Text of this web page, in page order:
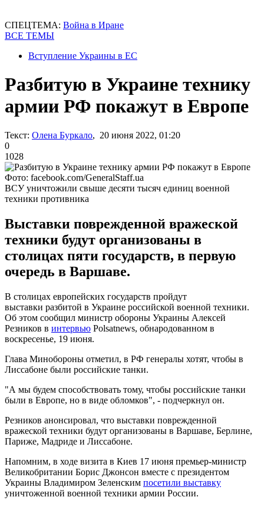
СПЕЦТЕМА: Война в Иране
ВСЕ ТЕМЫ
Вступление Украины в ЕС
Разбитую в Украине технику
армии РФ покажут в Европе
Текст: Олена Буркало, 20 июня 2022, 01:20
0
1028
Фото: facebook.com/GeneralStaff.ua
ВСУ уничтожили свыше десяти тысяч единиц военной
техники противника
Выставки поврежденной вражеской
техники будут организованы в
столицах пяти государств, в первую
очередь в Варшаве.
В столицах европейских государств пройдут
выставки разбитой в Украине российской военной техники.
Об этом сообщил министр обороны Украины Алексей
Резников в интервью Polsatnews, обнародованном в
воскресенье, 19 июня.
Глава Минобороны отметил, в РФ генералы хотят, чтобы в
Лиссабоне были российские танки.
"А мы будем способствовать тому, чтобы российские танки
были в Европе, но в виде обломков", - подчеркнул он.
Резников анонсировал, что выставки поврежденной
вражеской техники будут организованы в Варшаве, Берлине,
Париже, Мадриде и Лиссабоне.
Напомним, в ходе визита в Киев 17 июня премьер-министр
Великобритании Борис Джонсон вместе с президентом
Украины Владимиром Зеленским посетили выставку
уничтоженной военной техники армии России.